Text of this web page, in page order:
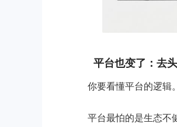
平台也变了：去
你要看懂平台的逻辑。
平台最怕的是生态不